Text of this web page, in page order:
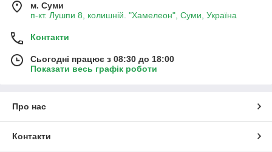
м. Суми
п-кт. Лушпи 8, колишній. "Хамелеон", Суми, Україна
Контакти
Сьогодні працює з 08:30 до 18:00
Показати весь графік роботи
Про нас
Контакти